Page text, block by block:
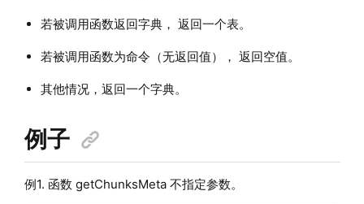
若被调用函数返回字典， 返回一个表。
若被调用函数为命令（无返回值）， 返回空值。
其他情况，返回一个字典。
例子
例1. 函数 getChunksMeta 不指定参数。